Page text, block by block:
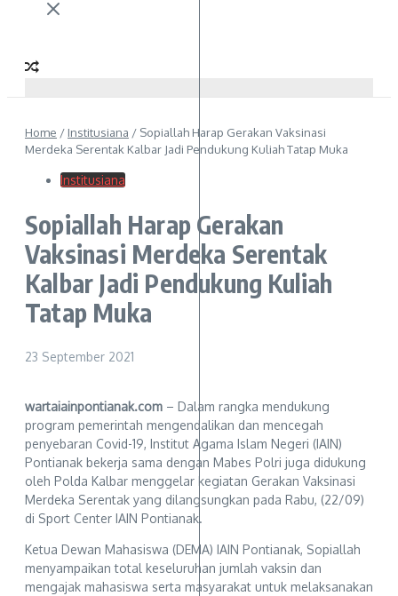
Home / Institusiana / Sopiallah Harap Gerakan Vaksinasi
Merdeka Serentak Kalbar Jadi Pendukung Kuliah Tatap Muka
Institusiana
Sopiallah Harap Gerakan
Vaksinasi Merdeka Serentak
Kalbar Jadi Pendukung Kuliah
Tatap Muka
23 September 2021
wartaiainpontianak.com – Dalam rangka mendukung
program pemerintah mengendalikan dan mencegah
penyebaran Covid-19, Institut Agama Islam Negeri (IAIN)
Pontianak bekerja sama dengan Mabes Polri juga didukung
oleh Polda Kalbar menggelar kegiatan Gerakan Vaksinasi
Merdeka Serentak yang dilangsungkan pada Rabu, (22/09)
di Sport Center IAIN Pontianak.
Ketua Dewan Mahasiswa (DEMA) IAIN Pontianak, Sopiallah
menyampaikan total keseluruhan jumlah vaksin dan
mengajak mahasiswa serta masyarakat untuk melaksanakan